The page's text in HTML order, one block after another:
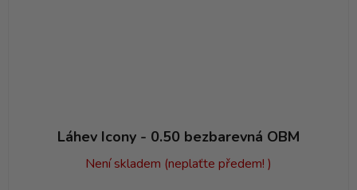
Láhev Icony - 0.50 bezbarevná OBM
Není skladem (neplaťte předem! )